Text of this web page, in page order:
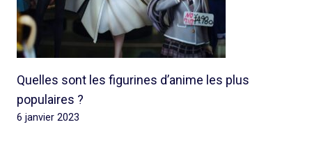
Quelles sont les figurines d’anime les plus
populaires ?
6 janvier 2023